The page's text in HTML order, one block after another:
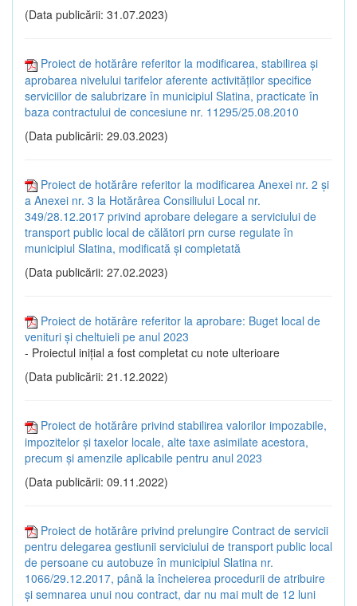
(Data publicării: 31.07.2023)
Proiect de hotărâre referitor la modificarea, stabilirea și
aprobarea nivelului tarifelor aferente activităților specifice
serviciilor de salubrizare în municipiul Slatina, practicate în
baza contractului de concesiune nr. 11295/25.08.2010
(Data publicării: 29.03.2023)
Proiect de hotărâre referitor la modificarea Anexei nr. 2 și
a Anexei nr. 3 la Hotărârea Consiliului Local nr.
349/28.12.2017 privind aprobare delegare a serviciului de
transport public local de călători prn curse regulate în
municipiul Slatina, modificată și completată
(Data publicării: 27.02.2023)
Proiect de hotărâre referitor la aprobare: Buget local de
venituri și cheltuieli pe anul 2023
- Proiectul inițial a fost completat cu note ulterioare
(Data publicării: 21.12.2022)
Proiect de hotărâre privind stabilirea valorilor impozabile,
impozitelor și taxelor locale, alte taxe asimilate acestora,
precum și amenzile aplicabile pentru anul 2023
(Data publicării: 09.11.2022)
Proiect de hotărâre privind prelungire Contract de servicii
pentru delegarea gestiunii serviciului de transport public local
de persoane cu autobuze în municipiul Slatina nr.
1066/29.12.2017, până la încheierea procedurii de atribuire
și semnarea unui nou contract, dar nu mai mult de 12 luni